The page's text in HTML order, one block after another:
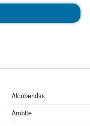
Alcobendas
Ambite